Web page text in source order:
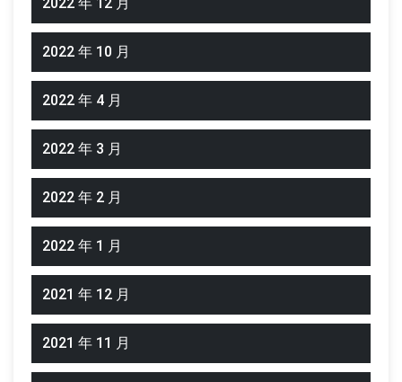
2022 年 10 月
2022 年 4 月
2022 年 3 月
2022 年 2 月
2022 年 1 月
2021 年 12 月
2021 年 11 月